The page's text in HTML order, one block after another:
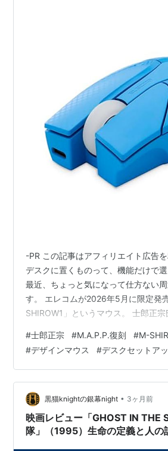
-PR この記事はアフィリエイト広告
デスクに置くものって、機能だけで
最近、ちょっと気になって仕方ない
す。 エレコムが2026年5月に限定発
SHIROW1」というマウス。 士郎正宗
スの話 「攻殻機動隊」「アップルシ
ン」。 士郎正宗氏の名前を聞いて、
世代、いますよね（笑）。 その士郎
エレコムとコラボしたマウスプロジ
（THE MECHANICAL DESIGNERS
#士郎正宗 #M.A.P.P.復刻 #M-
#デザインマウス #デスクセットア
黒猫knightの銀幕night • 3ヶ月前
映画レビュー「GHOST IN THE
隊」（1995）生命の定義と人の